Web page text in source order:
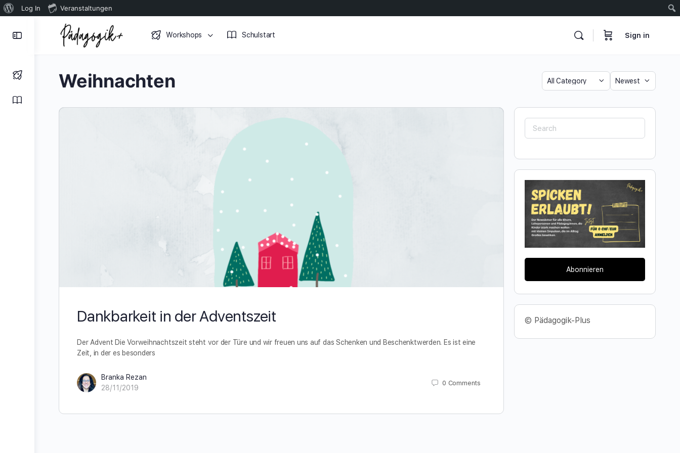
Über
Log In Veranstaltungen
Workshops Schulstart Sign in
Weihnachten Category
Sort
Dankbarkeit in der Adventszeit
Der Advent Die Vorweihnachtszeit steht vor der Türe und wir freuen uns auf das Schenken und Beschenktwerden. Es ist eine
Zeit, in der es besonders
Branka Rezan
28/11/2019
0 Comments
Search
for:
Abonnieren
© Pädagogik-Plus